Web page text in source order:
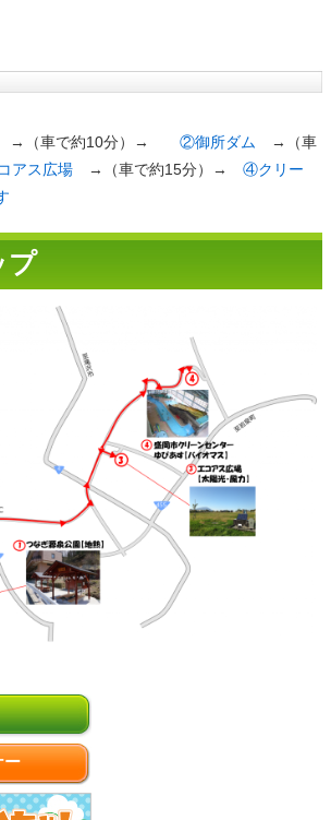
ー
車で約10分）→ ②御所ダム →（車
アス広場→（車で約15分）→ ④クリー
プ